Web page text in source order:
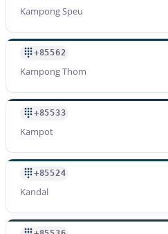
Kampong Speu
+85562
Kampong Thom
+85533
Kampot
+85524
Kandal